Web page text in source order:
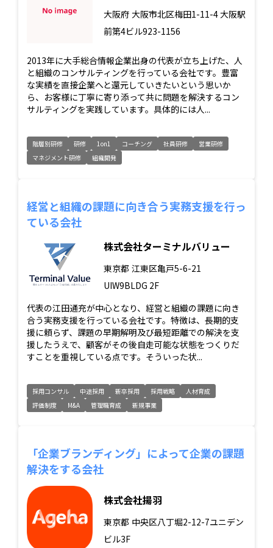
大阪府 大阪市北区梅田1-11-4 大阪駅
前第4ビル923-1156
2013年に大手総合情報企業出身の代表が立ち上げた、人
と組織のコンサルティングを行っている会社です。豊富
な実績を直接企業へと還元していきたいという思いか
ら、お客様に丁寧に寄り添って共に問題を解決するコン
サルティングを実践しています。具体的には人...
階層別研修 研修 1on1 コーチング 社員研修
営業研修
マネジメント研修
組織開発
経営と組織の課題に向き合う実務支援を行っ
ている会社
株式会社ターミナルバリュー
東京都 江東区亀戸5-6-21
UIW9BLDG 2F
代表の江田通充が中心となり、経営と組織の課題に向き
合う実務支援を行っている会社です。特徴は、長期的支
援に頼らず、課題の早期解明及び最短距離での解決を支
援したうえで、顧客がその後自走可能な状態をつくりだ
すことを重視している点です。そういった状...
採用コンサル 中途採用 新卒採用 採用戦略
人材育成
評価制度
M&A 管理職育成 新規事業
「企業ブランディング」によって企業の課題
解決をする会社
株式会社揚羽
東京都 中央区八丁堀2-12-7ユニデン
ビル3F